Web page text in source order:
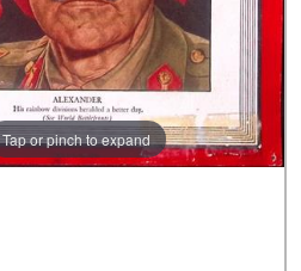
Tap or pinch to expand